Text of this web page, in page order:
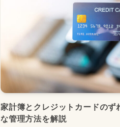
家計簿とクレジットカードのず
な管理方法を解説